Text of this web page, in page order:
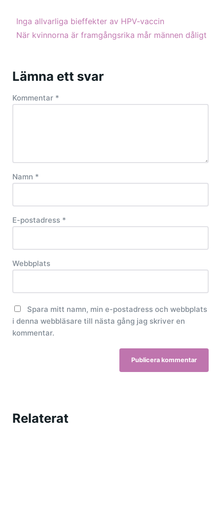
Inga allvarliga bieffekter av HPV-vaccin
När kvinnorna är framgångsrika mår männen dåligt
Lämna ett svar
Kommentar *
Namn *
E-postadress *
Webbplats
Spara mitt namn, min e-postadress och webbplats
i denna webbläsare till nästa gång jag skriver en
kommentar.
Relaterat